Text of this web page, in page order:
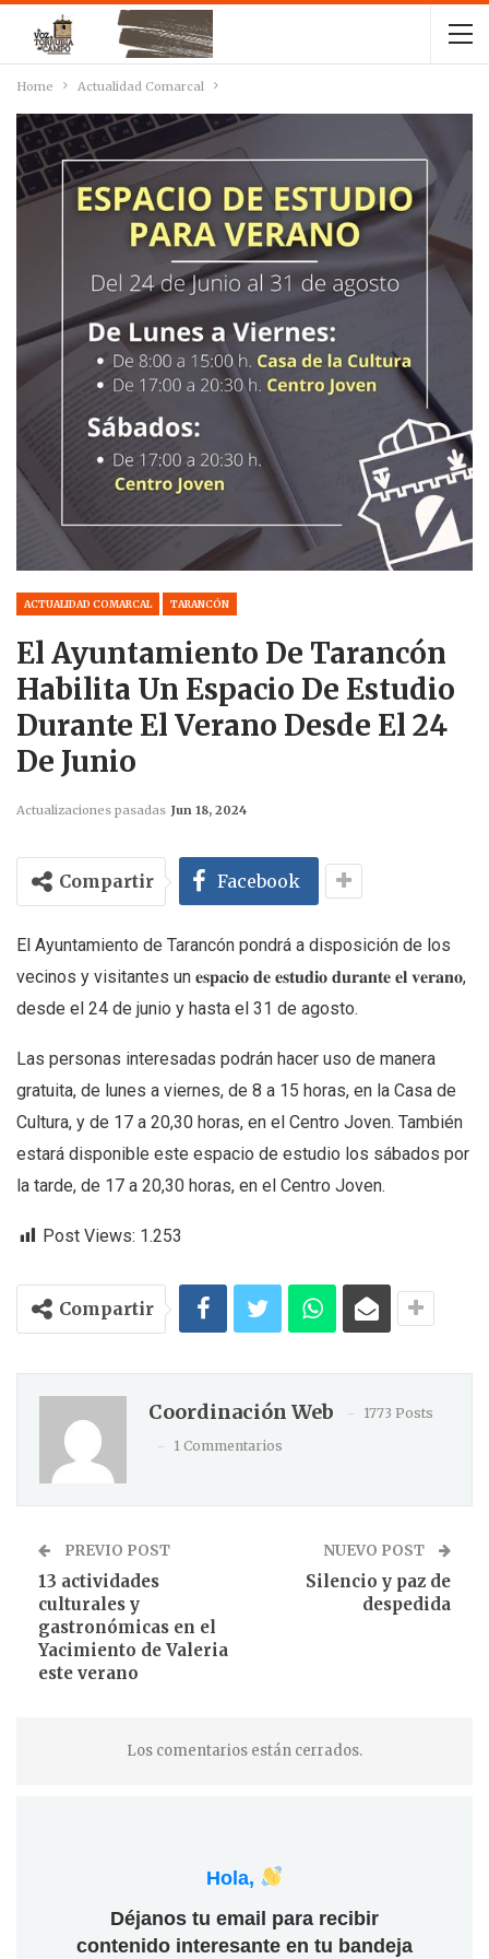
Home Actualidad Comarcal
ACTUALIDAD COMARCAL TARANCÓN
El Ayuntamiento De Tarancón
Habilita Un Espacio De Estudio
Durante El Verano Desde El 24
De Junio
Actualizaciones pasadas Jun 18, 2024
Compartir Facebook
El Ayuntamiento de Tarancón pondrá a disposición de los
vecinos y visitantes un 𝐞𝐬𝐩𝐚𝐜𝐢𝐨 𝐝𝐞 𝐞𝐬𝐭𝐮𝐝𝐢𝐨 𝐝𝐮𝐫𝐚𝐧𝐭𝐞 𝐞𝐥 𝐯𝐞𝐫𝐚𝐧𝐨,
desde el 24 de junio y hasta el 31 de agosto.
Las personas interesadas podrán hacer uso de manera
gratuita, de lunes a viernes, de 8 a 15 horas, en la Casa de
Cultura, y de 17 a 20,30 horas, en el Centro Joven. También
estará disponible este espacio de estudio los sábados por
la tarde, de 17 a 20,30 horas, en el Centro Joven.
Post Views: 1.253
Compartir
Coordinación Web
1773 Posts
1 Commentarios
PREVIO POST
13 actividades
culturales y
gastronómicas en el
Yacimiento de Valeria
este verano
NUEVO POST
Silencio y paz de
despedida
Los comentarios están cerrados.
Hola,
Déjanos tu email para recibir
contenido interesante en tu bandeja